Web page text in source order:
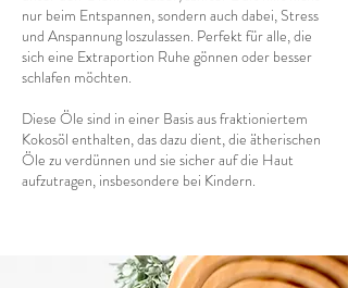
nur beim Entspannen, sondern auch dabei, Stress
und Anspannung loszulassen. Perfekt für alle, die
sich eine Extraportion Ruhe gönnen oder besser
schlafen möchten.
Diese Öle sind in einer Basis aus fraktioniertem
Kokosöl enthalten, das dazu dient, die ätherischen
Öle zu verdünnen und sie sicher auf die Haut
aufzutragen, insbesondere bei Kindern.